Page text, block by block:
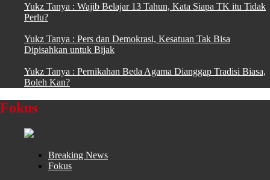
Yukz Tanya : Wajib Belajar 13 Tahun, Kata Siapa TK itu Tidak
Perlu?
Yukz Tanya : Pers dan Demokrasi, Kesatuan Tak Bisa
Dipisahkan untuk Bijak
Yukz Tanya : Pernikahan Beda Agama Dianggap Tradisi Biasa,
Boleh Kan?
Fokus
Breaking News
Fokus